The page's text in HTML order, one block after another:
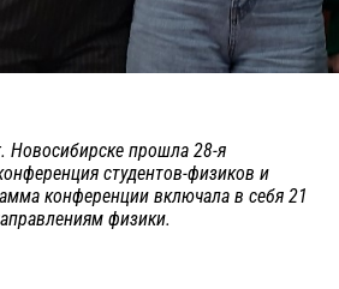
Новосибирске прошла 28-я
студентов-физиков и
конференции включала в себя 21
физики.